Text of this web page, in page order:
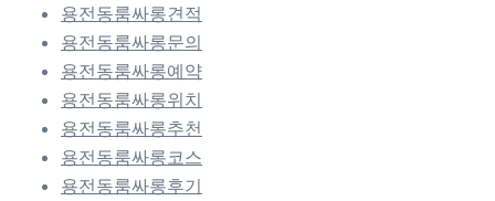
용전동룸싸롱견적
용전동룸싸롱문의
용전동룸싸롱예약
용전동룸싸롱위치
용전동룸싸롱추천
용전동룸싸롱코스
용전동룸싸롱후기